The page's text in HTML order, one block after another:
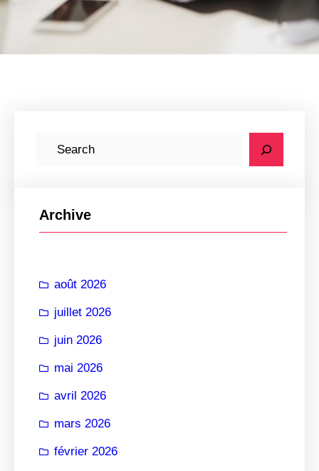
h
e
Archive
août 2026
juillet 2026
juin 2026
mai 2026
avril 2026
mars 2026
février 2026